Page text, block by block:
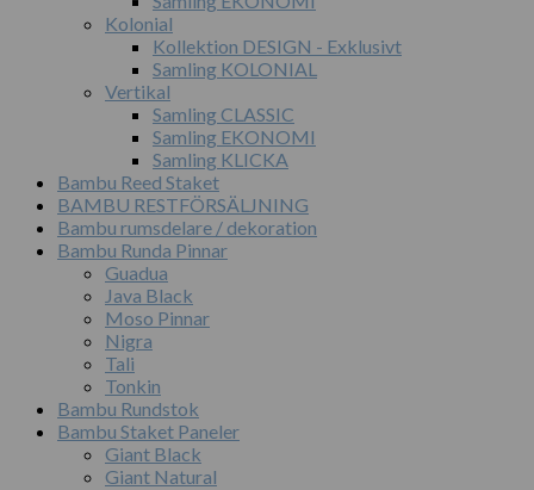
Kolonial
Kollektion DESIGN - Exklusivt
Samling KOLONIAL
Vertikal
Samling CLASSIC
Samling EKONOMI
Samling KLICKA
Bambu Reed Staket
BAMBU RESTFÖRSÄLJNING
Bambu rumsdelare / dekoration
Bambu Runda Pinnar
Guadua
Java Black
Moso Pinnar
Nigra
Tali
Tonkin
Bambu Rundstok
Bambu Staket Paneler
Giant Black
Giant Natural